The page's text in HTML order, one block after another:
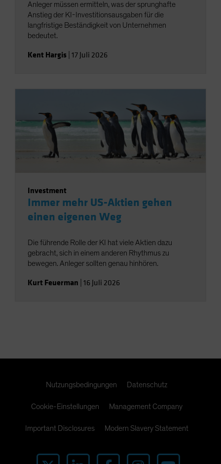
Anleger müssen ermitteln, was der sprunghafte
Anstieg der KI-Investitionsausgaben für die
langfristige Beständigkeit von Unternehmen
bedeutet.
Kent Hargis 17 Juli 2026
Investment
Immer mehr US-Aktien gehen
einen eigenen Weg
Die führende Rolle der KI hat viele Aktien dazu
gebracht, sich in einem anderen Rhythmus zu
bewegen. Anleger sollten genau hinhören.
Kurt Feuerman 16 Juli 2026
Nutzungsbedingungen Datenschutz
Cookie-Einstellungen Management Company
Important Disclosures Modern Slavery Statement